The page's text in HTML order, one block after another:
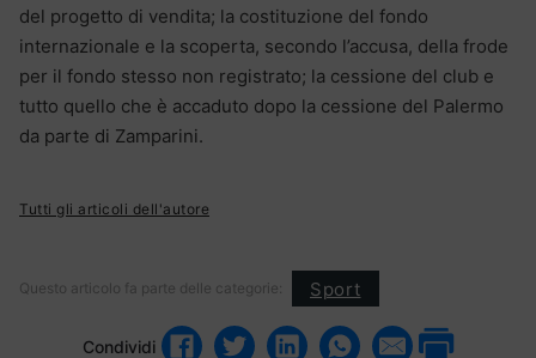
del progetto di vendita; la costituzione del fondo
internazionale e la scoperta, secondo l’accusa, della frode
per il fondo stesso non registrato; la cessione del club e
tutto quello che è accaduto dopo la cessione del Palermo
da parte di Zamparini.
Tutti gli articoli dell'autore
Questo articolo fa parte delle categorie: Sport
Condividi